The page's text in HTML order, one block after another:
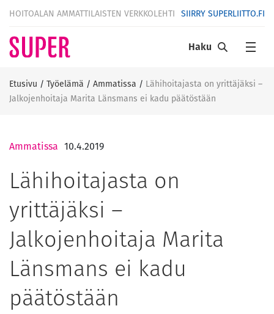
HOITOALAN AMMATTILAISTEN VERKKOLEHTI SIIRRY SUPERLIITTO.FI
Haku
Etusivu / Työelämä / Ammatissa / Lähihoitajasta on yrittäjäksi –
Jalkojenhoitaja Marita Länsmans ei kadu päätöstään
Ammatissa 10.4.2019
Lähihoitajasta on
yrittäjäksi –
Jalkojenhoitaja Marita
Länsmans ei kadu
päätöstään